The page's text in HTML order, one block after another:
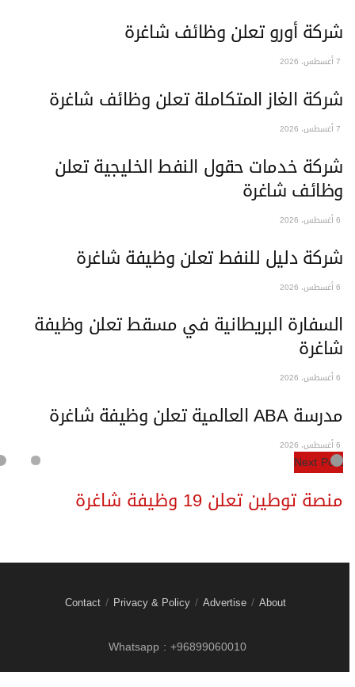
شركة أورو تعلن وظائف شاغرة
شركة الغاز المتكاملة تعلن وظائف شاغرة
شركة خدمات حقول النفط الخليجية تعلن
وظائف شاغرة
شركة دليل للنفط تعلن وظيفة شاغرة
السفارة البريطانية في مسقط تعلن وظيفة
شاغرة
مدرسة ABA العالمية تعلن وظيفة شاغرة
Next Post
منصة توطين تعلن 19 وظيفة شاغرة
About
Advertise
Privacy & Policy
Contact
Whatsapp : +96899060010